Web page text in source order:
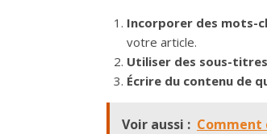
Incorporer des mots-
votre article.
Utiliser des sous-titres
Écrire du contenu de
Voir aussi :